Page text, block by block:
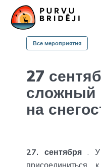
Все мероприятия
27
сложный
на
27. сентября
.
присоединиться